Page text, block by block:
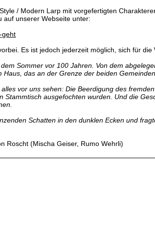
/ Modern Larp mit vorgefertigten
auf unserer Webseite unter:
geht
Es ist jedoch jederzeit möglich, sich für
Sommer vor 100 Jahren. Von dem
das an der Grenze der beiden
vor uns sehen: Die Beerdigung des
Stammtisch ausgefochten wurden. Und die
Schatten in den dunklen Ecken und
Roscht (Mischa Geiser, Rumo Wehrli)